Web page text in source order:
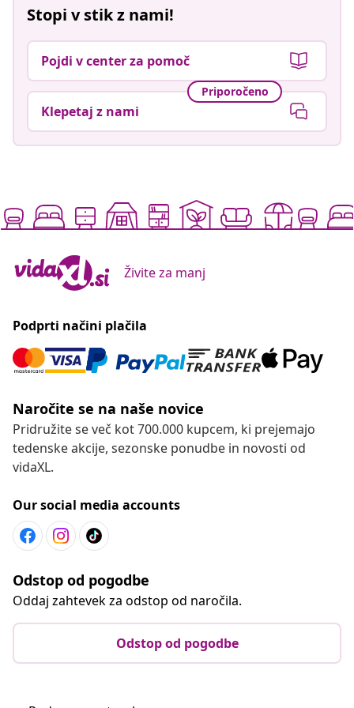
Stopi v stik z nami!
Pojdi v center za pomoč
Priporočeno
Klepetaj z nami
Živite za manj
Podprti načini plačila
Naročite se na naše novice
Pridružite se več kot 700.000 kupcem, ki prejemajo
tedenske akcije, sezonske ponudbe in novosti od
vidaXL.
Our social media accounts
Odstop od pogodbe
Oddaj zahtevek za odstop od naročila.
Odstop od pogodbe